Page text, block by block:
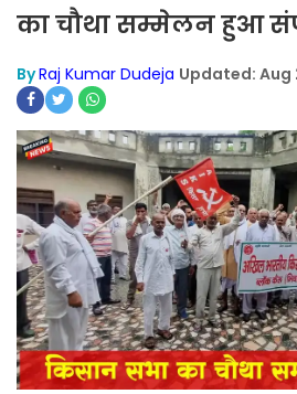
का चौथा सम्मेलन हुआ
ByRaj Kumar Dudeja Updated: Aug